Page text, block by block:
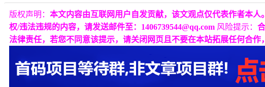
版权声明： 本文内容由互联网用户自发贡献，该文观点仅代表作者本
权/违法违规的内容，请发送邮件至：1406739544@qq.com 风险提示：
法律责任，若您不同意该提示，请关闭网页且不要在本站拓展任何合作